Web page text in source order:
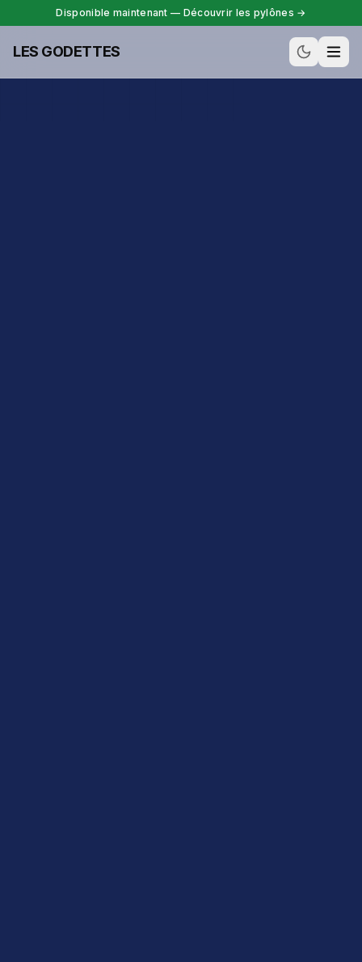
Disponible maintenant — Découvrir les pylônes →
LES GODETTES